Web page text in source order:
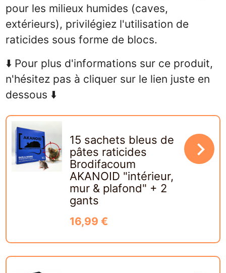
pour les milieux humides (caves,
extérieurs), privilégiez l'utilisation de
raticides sous forme de blocs.
⬇️ Pour plus d'informations sur ce produit,
n'hésitez pas à cliquer sur le lien juste en
dessous ⬇️
15 sachets bleus de
pâtes raticides
Brodifacoum
AKANOID "intérieur,
mur & plafond" + 2
gants
16,99 €
navigate_next